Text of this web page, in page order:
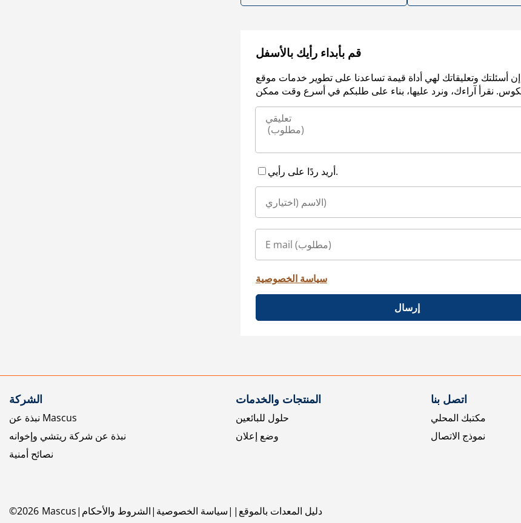
قم بأبداء رأيك بالأسفل
إن أسئلتك وتعليقاتك لهي أداة قيمة تساعدنا على تطوير خدمات موقع
أريد ردًا على رأيي.
سياسة الخصوصية
إرسال
الشركة
نبذة عن Mascus
نبذة عن شركة ريتشي وإخوانه
نصائح أمنية
المنتجات والخدمات
حلول للبائعين
وضع إعلان
اتصل بنا
مكتبك المحلي
نموذج الاتصال
©2026 Mascus الشروط والأحكام سياسة الخصوصية دليل المعدات بالموقع